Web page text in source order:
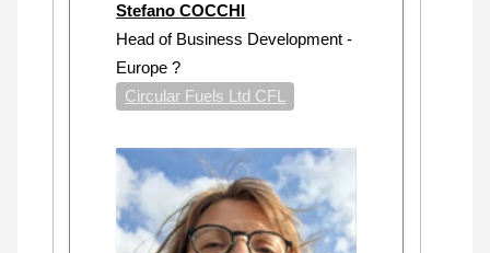
Stefano COCCHI
Head of Business Development -
Europe ?
Circular Fuels Ltd CFL